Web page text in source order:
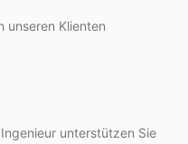
unseren Klienten
unterstützen Sie